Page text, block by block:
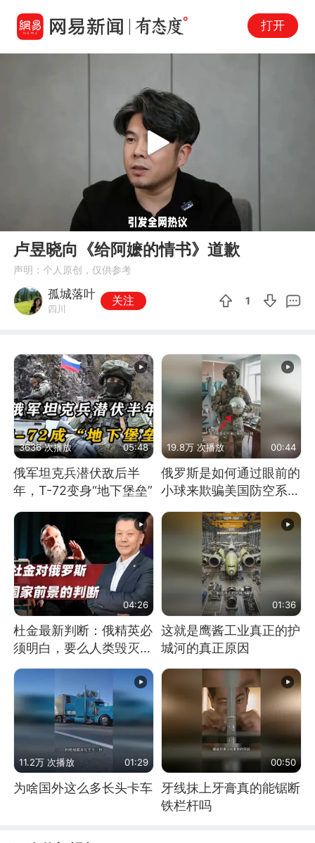
打开
Play
卢昱晓向《给阿嬷的情书》道歉
声明：个人原创，仅供参考
孤城落叶
四川
关注 1
3636 次播放 05:48
俄军坦克兵潜伏敌后半
年，T-72变身“地下堡垒”
19.8万 次播放 00:44
俄罗斯是如何通过眼前的
小球来欺骗美国防空系统
04:26
杜金最新判断：俄精英必
须明白，要么人类毁灭，
要么俄毁灭
01:36
这就是鹰酱工业真正的护
城河的真正原因
11.2万 次播放 01:29
为啥国外这么多长头卡车
00:50
牙线抹上牙膏真的能锯断
铁栏杆吗